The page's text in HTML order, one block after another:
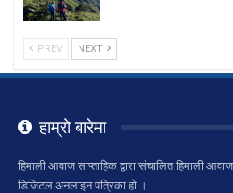
PREV NEXT
हाम्रो बारेमा
हिमाली आवाज साप्ताहिक द्वारा संचालित हिमाली
डिजिटल अनलाइन पत्रिका हो ।